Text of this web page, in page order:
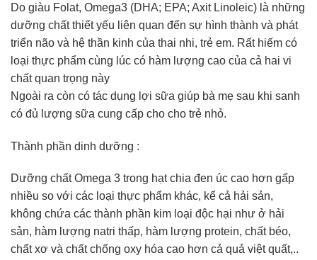
Do giàu Folat, Omega3 (DHA; EPA; Axit Linoleic) là những
dưỡng chất thiết yếu liên quan đến sự hình thành và phát
triển não và hệ thần kinh của thai nhi, trẻ em. Rất hiếm có
loại thực phẩm cùng lúc có hàm lượng cao của cả hai vi
chất quan trọng này
Ngoài ra còn có tác dụng lợi sữa giúp bà mẹ sau khi sanh
có đủ lượng sữa cung cấp cho cho trẻ nhỏ.
Thành phần dinh dưỡng :
Dưỡng chất Omega 3 trong hạt chia đen úc cao hơn gấp
nhiều so với các loại thực phẩm khác, kể cả hải sản,
không chứa các thành phần kim loại độc hại như ở hải
sản, hàm lượng natri thấp, hàm lượng protein, chất béo,
chất xơ và chất chống oxy hóa cao hơn cả quả việt quất,..